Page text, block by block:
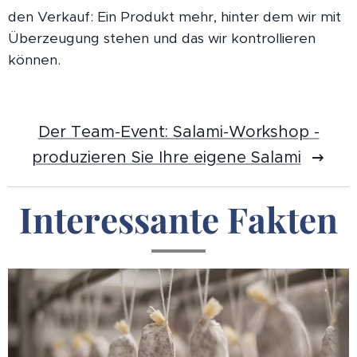
den Verkauf: Ein Produkt mehr, hinter dem wir mit
Überzeugung stehen und das wir kontrollieren
können.
Der Team-Event: Salami-Workshop -
produzieren Sie Ihre eigene Salami
Interessante Fakten